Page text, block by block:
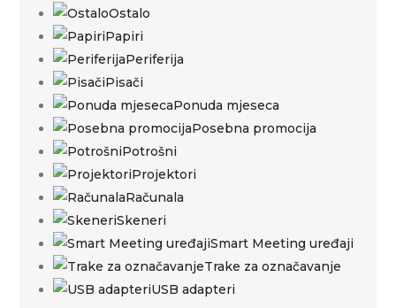
Ostalo
Papiri
Periferija
Pisači
Ponuda mjeseca
Posebna promocija
Potrošni
Projektori
Računala
Skeneri
Smart Meeting uređaji
Trake za označavanje
USB adapteri